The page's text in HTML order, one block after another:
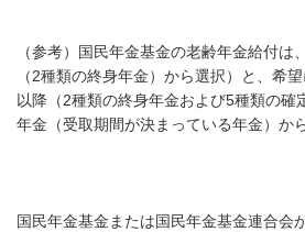
（参考）国民年金基金の老齢年金給付は
（2種類の終身年金）から選択）と、希
以降（2種類の終身年金および5種類の確
年金（受取期間が決まっている年金）か
国民年金基金または国民年金基金連合会